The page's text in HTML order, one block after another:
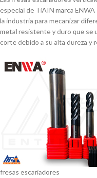
especial de TiAIN marca
la industria para mecanizar
metal resistente y duro que se
corte debido a su alta dureza y
fresas escariadores